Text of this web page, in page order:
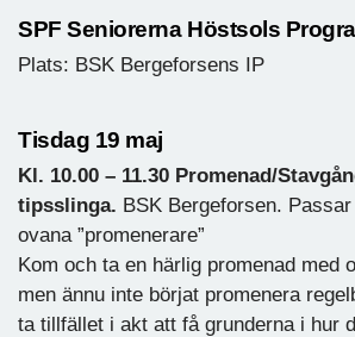
SPF Seniorerna Höstsols
Plats: BSK Bergeforsens IP
Tisdag 19 maj
Kl. 10.00 – 11.30 Promenad/
tipsslinga. BSK Bergeforsen.
ovana ”promenerare”
Kom och ta en härlig promenad med
men ännu inte börjat promenera
ta tillfället i akt att få grunderna i hur